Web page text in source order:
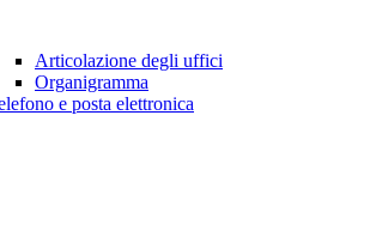
Articolazione degli uffici
Organigramma
e posta elettronica